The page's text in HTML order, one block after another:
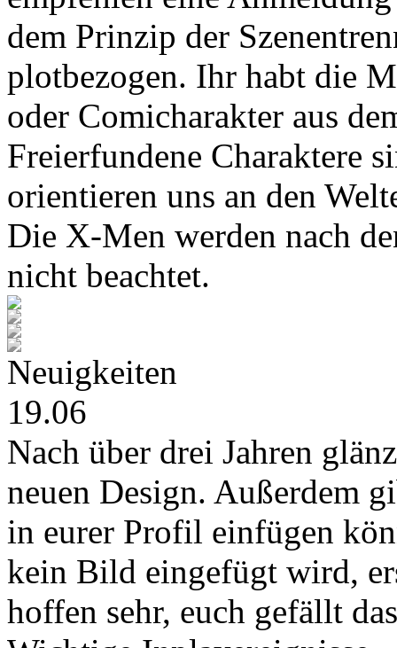
dem Prinzip der
plotbezogen. Ihr habt die
oder Comicharakter aus
Freierfundene Charaktere
orientieren uns an den
Die X-Men werden nach
nicht beachtet.
Neuigkeiten
19.06
Nach über drei Jahren
neuen Design. Außerdem
in eurer Profil einfügen
kein Bild eingefügt wird,
hoffen sehr, euch gefällt